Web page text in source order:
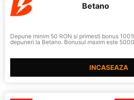
Betano
Depune minim 50 RON si primesti bonus
depuneri la Betano. Bonusul maxim este
INCASEAZA